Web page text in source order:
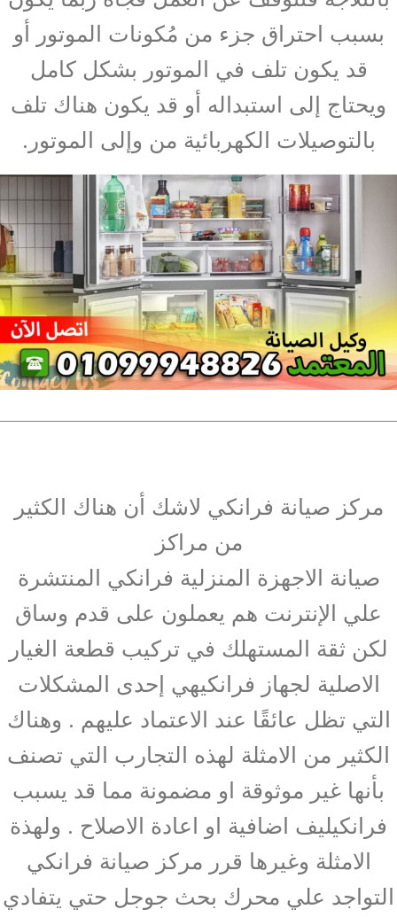
بسبب احتراق جزء من مُكونات الموتور أو
قد يكون تلف في الموتور بشكل كامل
ويحتاج إلى استبداله أو قد يكون هناك تلف
بالتوصيلات الكهربائية من وإلى الموتور.
مركز صيانة فرانكي لاشك أن هناك الكثير
من مراكز
صيانة الاجهزة المنزلية فرانكي المنتشرة
علي الإنترنت هم يعملون على قدم وساق
لكن ثقة المستهلك في تركيب قطعة الغيار
الاصلية لجهاز فرانكيهي إحدى المشكلات
التي تظل عائقًا عند الاعتماد عليهم . وهناك
الكثير من الامثلة لهذه التجارب التي تصنف
بأنها غير موثوقة او مضمونة مما قد يسبب
فرانكيليف اضافية او اعادة الاصلاح . ولهذة
الامثلة وغيرها قرر مركز صيانة فرانكي
التواجد علي محرك بحث جوجل حتي يتفادي